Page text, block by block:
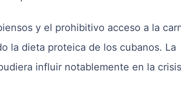
y el prohibitivo acceso a la
la dieta proteica de los cubanos. La
influir notablemente en la crisis